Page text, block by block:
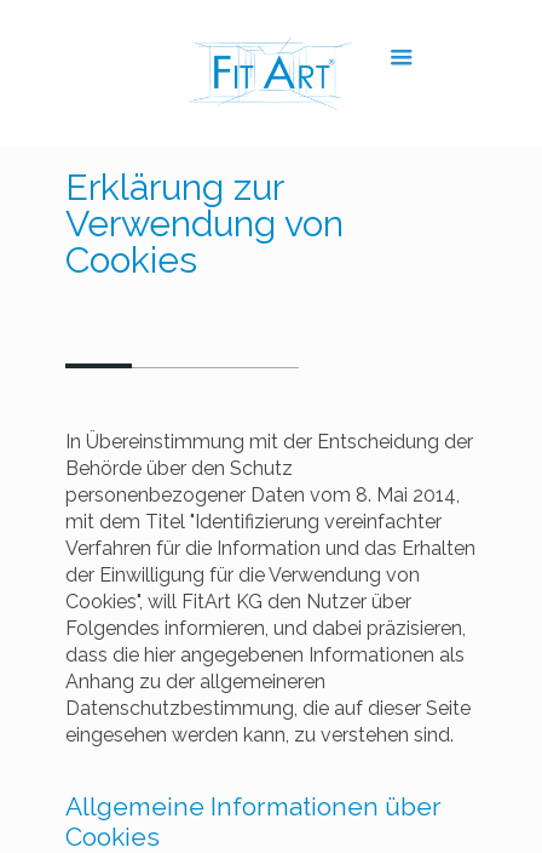
Erklärung zur
Verwendung von
Cookies
In Übereinstimmung mit der Entscheidung der
Behörde über den Schutz
personenbezogener Daten vom 8. Mai 2014,
mit dem Titel "Identifizierung vereinfachter
Verfahren für die Information und das Erhalten
der Einwilligung für die Verwendung von
Cookies", will FitArt KG den Nutzer über
Folgendes informieren, und dabei präzisieren,
dass die hier angegebenen Informationen als
Anhang zu der allgemeineren
Datenschutzbestimmung, die auf dieser Seite
eingesehen werden kann, zu verstehen sind.
Allgemeine Informationen über
Cookies